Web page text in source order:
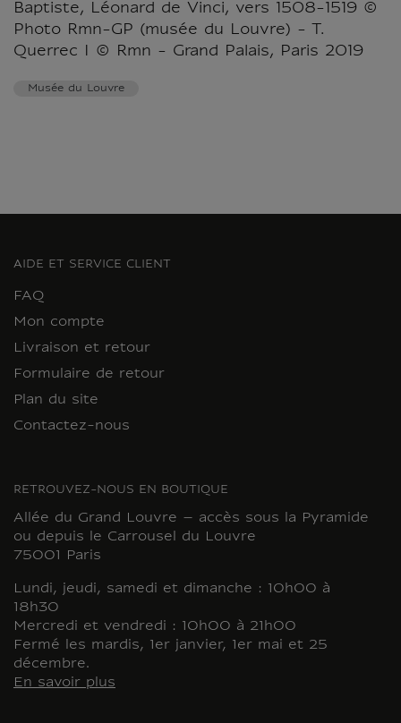
Baptiste, Léonard de Vinci, vers 1508-1519 ©
Photo Rmn-GP (musée du Louvre) - T.
Querrec I © Rmn - Grand Palais, Paris 2019
Musée du Louvre
AIDE ET SERVICE CLIENT
FAQ
Mon compte
Livraison et retour
Formulaire de retour
Plan du site
Contactez-nous
RETROUVEZ-NOUS EN BOUTIQUE
Allée du Grand Louvre – accès sous la Pyramide
ou depuis le Carrousel du Louvre
75001 Paris
Lundi, jeudi, samedi et dimanche : 10h00 à
18h30
Mercredi et vendredi : 10h00 à 21h00
Fermé les mardis, 1er janvier, 1er mai et 25
décembre.
En savoir plus